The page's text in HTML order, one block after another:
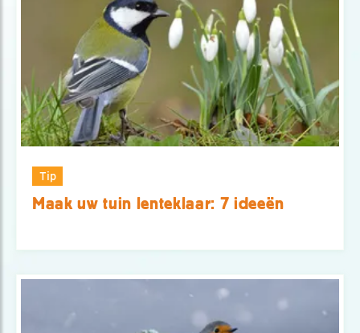
Tip
Maak uw tuin lenteklaar: 7 ideeën